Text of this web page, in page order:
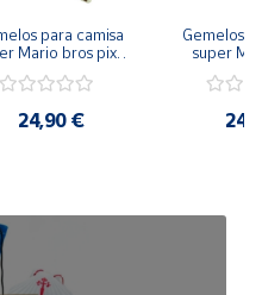
para camisa
Mario bros pixel
24,90 €
Gemelos
super